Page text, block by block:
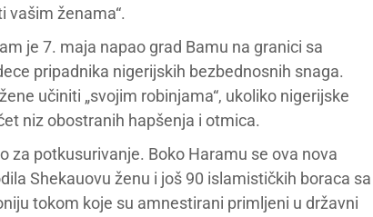
vašim ženama“.
je 7. maja napao grad Bamu na granici sa
pripadnika nigerijskih bezbednosnih snaga.
učiniti „svojim robinjama“, ukoliko nigerijske
niz obostranih hapšenja i otmica.
za potkusurivanje. Boko Haramu se ova nova
Shekauovu ženu i još 90 islamističkih boraca sa
tokom koje su amnestirani primljeni u državni